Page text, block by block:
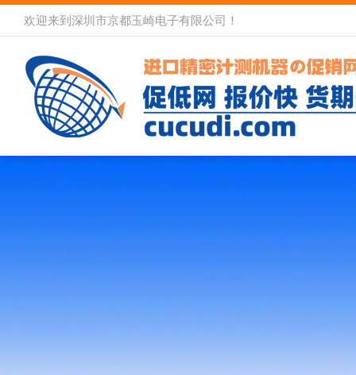
欢迎来到深圳市京都玉崎电子有限公司！